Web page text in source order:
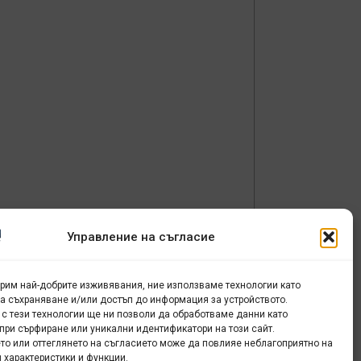
Управление на съгласие
най-добрите изживявания, ние използваме технологии като
съхраняване и/или достъп до информация за устройството.
тези технологии ще ни позволи да обработваме данни като
сърфиране или уникални идентификатори на този сайт.
или оттеглянето на съгласието може да повлияе неблагоприятно на
и функции.